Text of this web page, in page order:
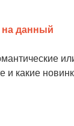
данный
и какие